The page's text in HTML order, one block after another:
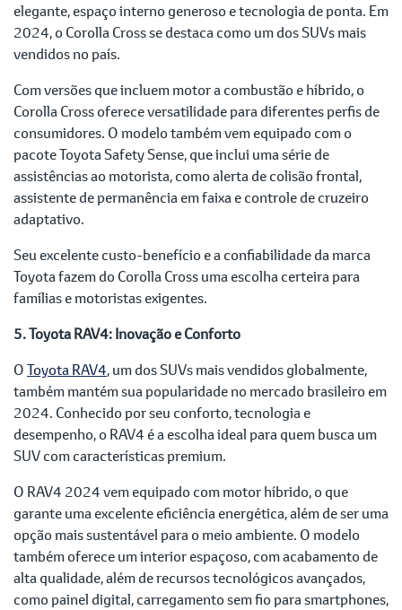
elegante, espaço interno generoso e tecnologia de ponta. Em
2024, o Corolla Cross se destaca como um dos SUVs mais
vendidos no país.
Com versões que incluem motor a combustão e híbrido, o
Corolla Cross oferece versatilidade para diferentes perfis de
consumidores. O modelo também vem equipado com o
pacote Toyota Safety Sense, que inclui uma série de
assistências ao motorista, como alerta de colisão frontal,
assistente de permanência em faixa e controle de cruzeiro
adaptativo.
Seu excelente custo-benefício e a confiabilidade da marca
Toyota fazem do Corolla Cross uma escolha certeira para
famílias e motoristas exigentes.
5. Toyota RAV4: Inovação e Conforto
OToyota RAV4, um dos SUVs mais vendidos globalmente,
também mantém sua popularidade no mercado brasileiro em
2024. Conhecido por seu conforto, tecnologia e
desempenho, o RAV4 é a escolha ideal para quem busca um
SUV com características premium.
O RAV4 2024 vem equipado com motor híbrido, o que
garante uma excelente eficiência energética, além de ser uma
opção mais sustentável para o meio ambiente. O modelo
também oferece um interior espaçoso, com acabamento de
alta qualidade, além de recursos tecnológicos avançados,
como painel digital, carregamento sem fio para smartphones,